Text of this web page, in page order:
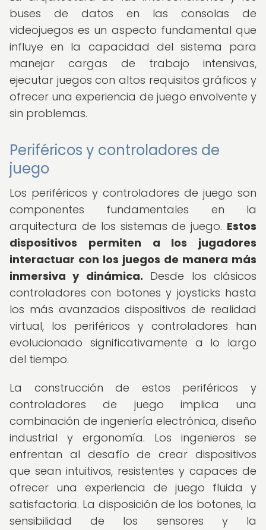
buses de datos en las consolas de
videojuegos es un aspecto fundamental que
influye en la capacidad del sistema para
manejar cargas de trabajo intensivas,
ejecutar juegos con altos requisitos gráficos y
ofrecer una experiencia de juego envolvente y
sin problemas.
Periféricos y controladores de
juego
Los periféricos y controladores de juego son
componentes fundamentales en la
arquitectura de los sistemas de juego. Estos
dispositivos permiten a los jugadores
interactuar con los juegos de manera más
inmersiva y dinámica. Desde los clásicos
controladores con botones y joysticks hasta
los más avanzados dispositivos de realidad
virtual, los periféricos y controladores han
evolucionado significativamente a lo largo
del tiempo.
La construcción de estos periféricos y
controladores de juego implica una
combinación de ingeniería electrónica, diseño
industrial y ergonomía. Los ingenieros se
enfrentan al desafío de crear dispositivos
que sean intuitivos, resistentes y capaces de
ofrecer una experiencia de juego fluida y
satisfactoria. La disposición de los botones, la
sensibilidad de los sensores y la